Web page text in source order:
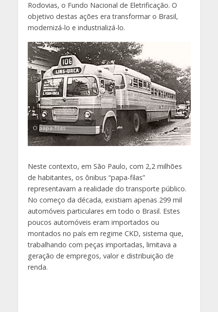
Rodovias, o Fundo Nacional de Eletrificação. O
objetivo destas ações era transformar o Brasil,
modernizá-lo e industrializá-lo.
O papa-filas
Neste contexto, em São Paulo, com 2,2 milhões
de habitantes, os ônibus “papa-filas”
representavam a realidade do transporte público.
No começo da década, existiam apenas 299 mil
automóveis particulares em todo o Brasil. Estes
poucos automóveis eram importados ou
montados no país em regime CKD, sistema que,
trabalhando com peças importadas, limitava a
geração de empregos, valor e distribuição de
renda.